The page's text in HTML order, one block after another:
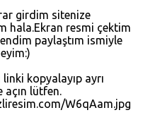
girdim sitenize
hala.Ekran resmi çektim
paylaştım ismiyle
linki kopyalayıp ayrı
açın lütfen.
W6qAam.jpg